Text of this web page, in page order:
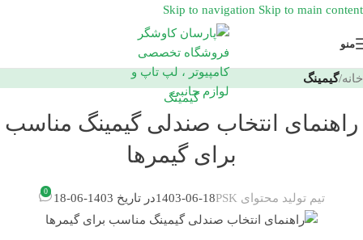
Skip to navigation Skip to main content
منو
خانه/گیمینگ
گیمینگ
راهنمای انتخاب صندلی گیمینگ مناسب
برای گیمرها
تیم تولید محتوای PSK 1403-06-18در تاریخ 1403-06-18 0